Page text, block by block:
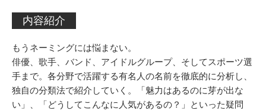
内容紹介
もうネーミングには悩まない。
俳優、歌手、バンド、アイドルグループ、そしてスポーツ選
手まで。各分野で活躍する有名人の名前を徹底的に分析し、
独自の分類法で紹介していく。「魅力はあるのに芽が出な
い」、「どうしてこんなに人気があるの？」といった疑問